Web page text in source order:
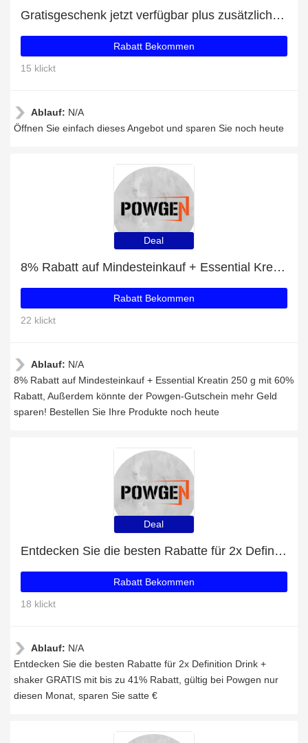
Gratisgeschenk jetzt verfügbar plus zusätzliche 80-Angebote
Rabatt Bekommen
15 klickt
Ablauf: N/A
Öffnen Sie einfach dieses Angebot und sparen Sie noch heute
Deal
8% Rabatt auf Mindesteinkauf + Essential Kreatin 250 g mit 60% Rabatt
Rabatt Bekommen
22 klickt
Ablauf: N/A
8% Rabatt auf Mindesteinkauf + Essential Kreatin 250 g mit 60%
Rabatt, Außerdem könnte der Powgen-Gutschein mehr Geld
sparen! Bestellen Sie Ihre Produkte noch heute
Deal
Entdecken Sie die besten Rabatte für 2x Definition Drink + shaker GRATIS mit bis zu 41% Rabatt
Rabatt Bekommen
18 klickt
Ablauf: N/A
Entdecken Sie die besten Rabatte für 2x Definition Drink +
shaker GRATIS mit bis zu 41% Rabatt, gültig bei Powgen nur
diesen Monat, sparen Sie satte €